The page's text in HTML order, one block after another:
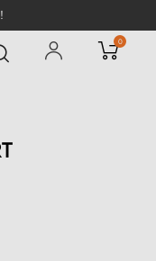
!
0